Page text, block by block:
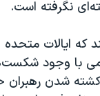
نگرفته است.
که ایالات
با وجود
کشته شدن رهبران